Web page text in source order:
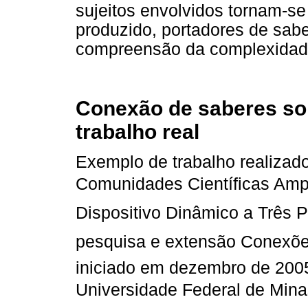
sujeitos envolvidos tornam-
produzido, portadores de
compreensão da
Conexão de saberes
trabalho real
Exemplo de trabalho
Comunidades Científicas
Dispositivo Dinâmico a Três
pesquisa e extensão
iniciado em dezembro de
Universidade Federal de